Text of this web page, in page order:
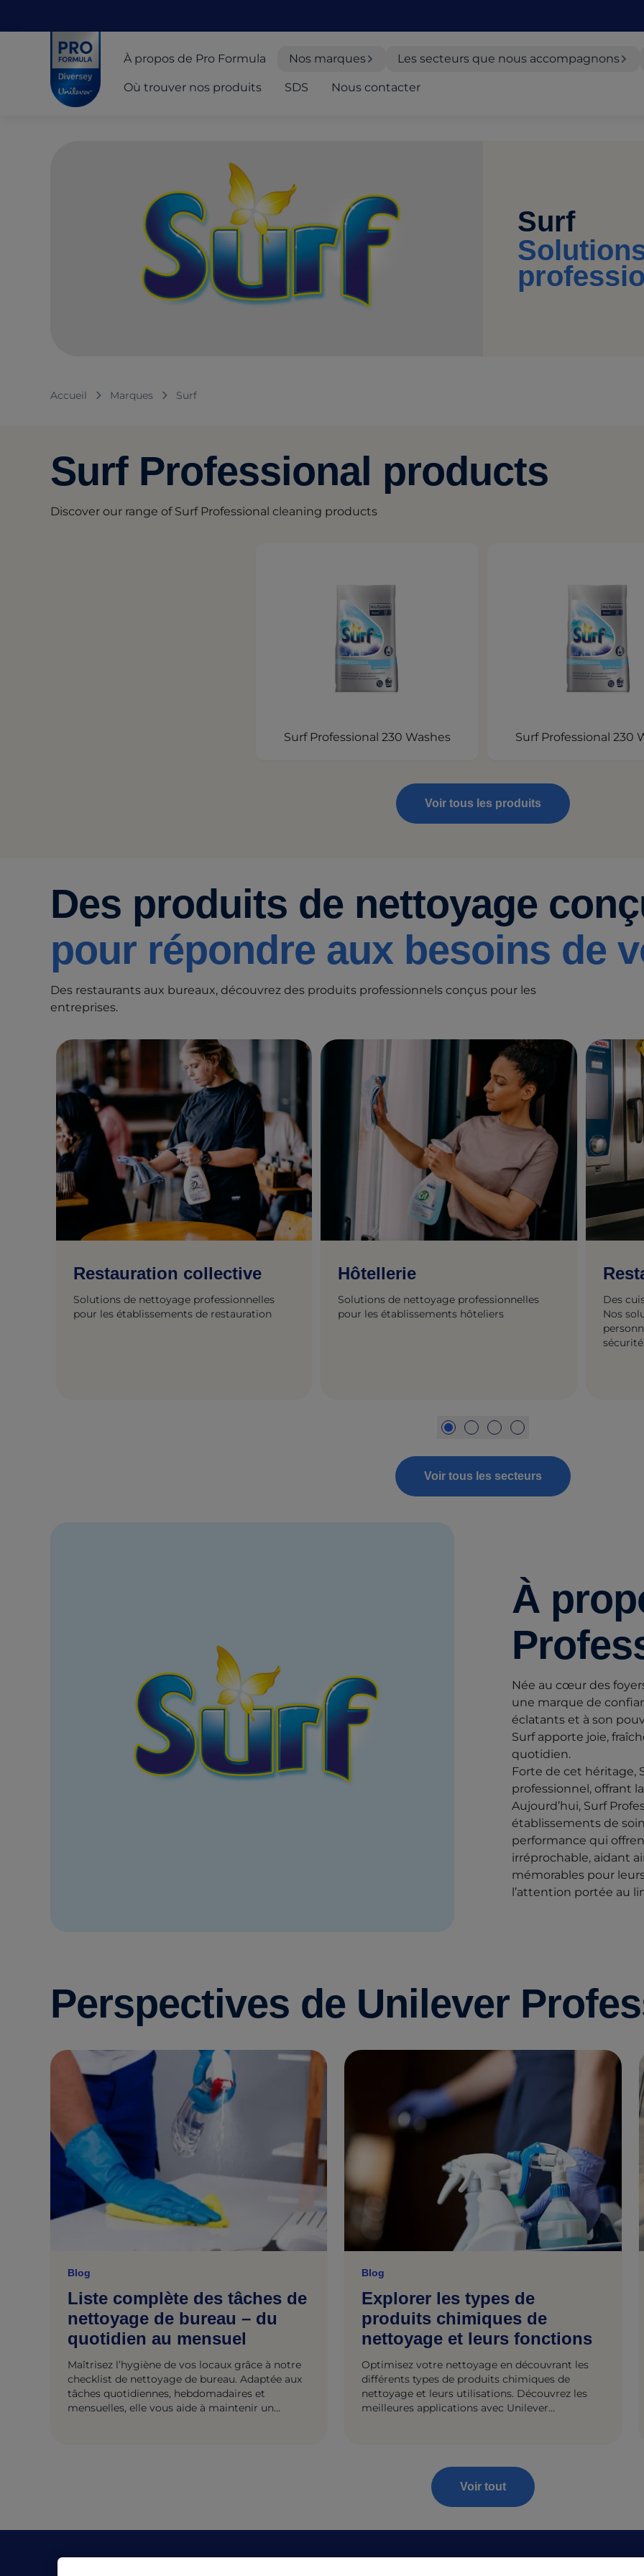
Pro Formula
À propos de Pro Formula
Nos marques Les secteurs que nous accompagnons
Où trouver nos produits SDS Nous contacter
Surf
Accueil Marques Surf
Surf Professional products
Discover our range of Surf Professional cleaning products
Surf Professional 230 Washes Surf Professional 230
Voir tous les produits
Des produits de nettoyage
pour répondre aux besoins de
Des restaurants aux bureaux, découvrez des produits professionnels conçus pour les
entreprises.
Restauration collective
Solutions de nettoyage professionnelles
pour les établissements de restauration
Hôtellerie
Solutions de nettoyage professionnelles
pour les établissements hôteliers
Des
Nos
Voir tous les secteurs
À
Née au cœur des
une marque de
éclatants et à son
Surf apporte joie,
quotidien.
Forte de cet héritage,
professionnel, offrant
Aujourd’hui, Surf
établissements de
performance qui
irréprochable, aidant
mémorables pour
l’attention portée au
Perspectives de Unilever
Blog
Liste complète des tâches de
nettoyage de bureau – du
quotidien au mensuel
Maîtrisez l’hygiène de vos locaux grâce à notre
checklist de nettoyage de bureau. Adaptée aux
tâches quotidiennes, hebdomadaires et
mensuelles, elle vous aide à maintenir un
Blog
Explorer les types de
produits chimiques de
nettoyage et leurs fonctions
Optimisez votre nettoyage en découvrant les
différents types de produits chimiques de
nettoyage et leurs utilisations. Découvrez les
meilleures applications avec Unilever
Voir tout